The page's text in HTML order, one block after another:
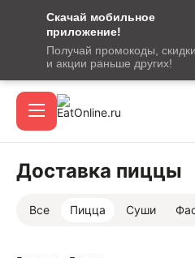
Скачай мобильное
приложение!
Получай промокоды, скидки
и акции раньше других!
сообщение
кодом
подтверждения
Акции
Доставка пиццы
Все Пицца Суши